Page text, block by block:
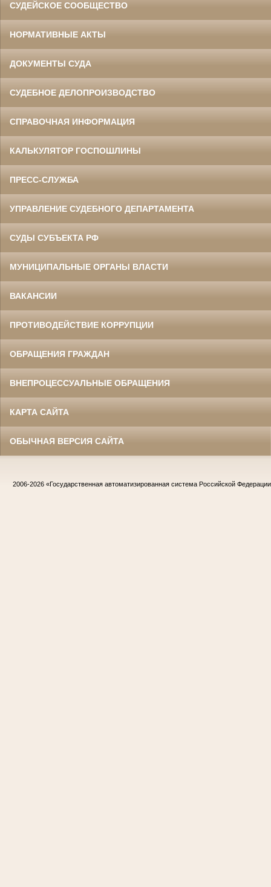
СУДЕЙСКОЕ СООБЩЕСТВО
НОРМАТИВНЫЕ АКТЫ
ДОКУМЕНТЫ СУДА
СУДЕБНОЕ ДЕЛОПРОИЗВОДСТВО
СПРАВОЧНАЯ ИНФОРМАЦИЯ
КАЛЬКУЛЯТОР ГОСПОШЛИНЫ
ПРЕСС-СЛУЖБА
УПРАВЛЕНИЕ СУДЕБНОГО ДЕПАРТАМЕНТА
СУДЫ СУБЪЕКТА РФ
МУНИЦИПАЛЬНЫЕ ОРГАНЫ ВЛАСТИ
ВАКАНСИИ
ПРОТИВОДЕЙСТВИЕ КОРРУПЦИИ
ОБРАЩЕНИЯ ГРАЖДАН
ВНЕПРОЦЕССУАЛЬНЫЕ ОБРАЩЕНИЯ
КАРТА САЙТА
ОБЫЧНАЯ ВЕРСИЯ САЙТА
2006-2026 «Государственная автоматизированная система Российской